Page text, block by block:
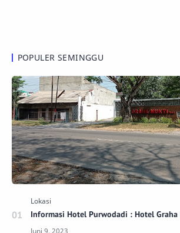
POPULER SEMINGGU
Informasi Hotel Purwodadi : Hotel